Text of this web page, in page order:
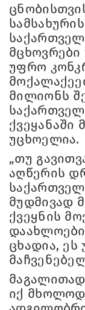
მცხოვრები
უფრო
მილიონს
ქვეყანაში
უცხოელია.
„თუ
აღწერის
მუდმივად
ქვეყნის
ცხადია, ეს
იქ მხოლოდ